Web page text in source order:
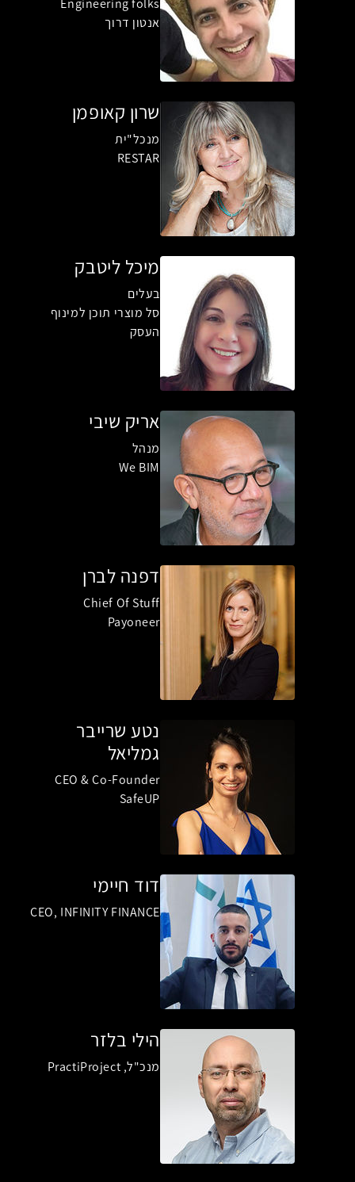
Engineering folks
אנטון דרוך
שרון קאופמן
מנכל"ית
RESTAR
מיכל ליטבק
בעלים
סל מוצרי תוכן למינוף
העסק
אריק שיבי
מנהל
We BIM
דפנה לברן
Chief Of Stuff
Payoneer
נטע שרייבר
גמליאל
CEO & Co-Founder
SafeUP
דוד חיימי
CEO, INFINITY FINANCE
הילי בלזר
מנכ"ל, PractiProject